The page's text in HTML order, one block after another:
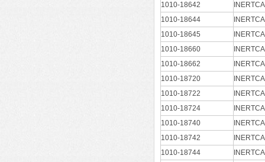
1010-18642
1010-18644
1010-18645
1010-18660
1010-18662
1010-18720
1010-18722
1010-18724
1010-18740
1010-18742
1010-18744